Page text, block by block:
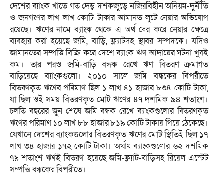
দেশের ব্যাংক খাতে গত দেড় দশকজুড়ে নজিরবিহীন অনিয়ম-দুর্নীতি
ও জনগণের লাখ লাখ কোটি টাকার আমানত লুটে নেয়ার অভিযোগ
রয়েছে। ঋণের নামে ব্যাংক থেকে এ অর্থ বের করে নেয়ার ক্ষেত্রে
ব্যবহার করা হয়েছে জমি, বাড়ি, ফ্ল্যাটসহ স্থাবর সম্পদকে। যদিও
জামানতের সম্পত্তি বিক্রি করে দেশে ব্যাংক ঋণ আদায়ের ঘটনা খুবই
কম। তার পরও জমি-বাড়ি বন্ধক রেখে ঋণ বিতরণ ক্রমাগত
বাড়িয়েছে ব্যাংকগুলো। ২০১০ সালে জমি বন্ধকের বিপরীতে
বিতরণকৃত ঋণের পরিমাণ ছিল ১ লাখ ৪১ হাজার ৮৩৪ কোটি টাকা,
যা ছিল ওই সময় বিতরণকৃত মোট ঋণের ৪৭ দশমিক ৯৪ শতাংশ।
চলতি বছরের জুন শেষে জমি বন্ধক রেখে ব্যাংকগুলোর বিতরণকৃত
ঋণের পরিমাণ ১০ লাখ ৮৮ হাজার ৮১৯ কোটি টাকায় গিয়ে ঠেকেছে।
যেখানে দেশের ব্যাংকগুলোর বিতরণকৃত ঋণের মোট স্থিতিই ছিল ১৭
লাখ ৩৪ হাজার ১৭২ কোটি টাকা। অর্থাৎ ব্যাংকগুলোর ৬২ দশমিক
৭৯ শতাংশ ঋণই বিতরণ হয়েছে জমি-ফ্ল্যাট-বাড়িসহ রিয়েল এস্টেট
সম্পত্তি বন্ধকের বিপরীতে।